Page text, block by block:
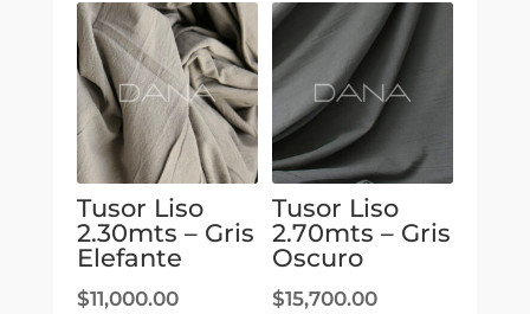
Tusor Liso
2.30mts – Gris
Elefante
$11,000.00
Tusor Liso
2.70mts – Gris
Oscuro
$15,700.00